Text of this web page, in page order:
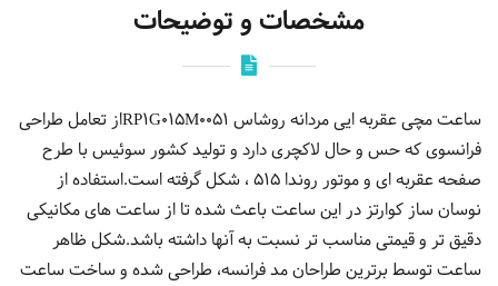
مشخصات و توضیحات
ساعت مچی عقربه ایی مردانه روشاس RP1G015M0051از تعامل طراحی
فرانسوی که حس و حال لاکچری دارد و تولید کشور سوئیس با طرح
صفحه عقربه ای و موتور روندا 515 ، شکل گرفته است.استفاده از
نوسان ساز کوارتز در این ساعت باعث شده تا از ساعت های مکانیکی
دقیق تر و قیمتی مناسب تر نسبت به آنها داشته باشد.شکل ظاهر
ساعت توسط برترین طراحان مد فرانسه، طراحی شده و ساخت ساعت